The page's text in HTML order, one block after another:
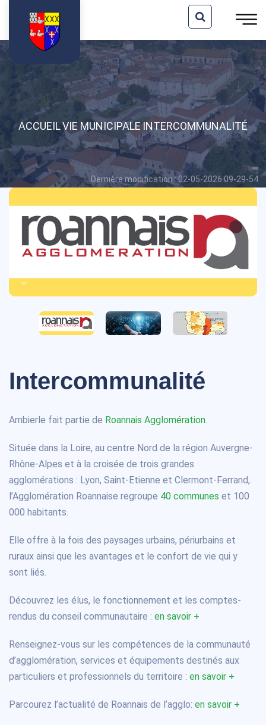
ACCUEILVIE MUNICIPALEINTERCOMMUNALITÉ
Dernière modification : 02-05-2026 09-29-54
Intercommunalité
Ambierle fait partie de Roannais Agglomération.
Située dans la Loire, au centre Nord de la région Auvergne-
Rhône-Alpes et à la croisée de trois grandes
agglomérations : Lyon, Saint-Etienne et Clermont-Ferrand,
l’Agglomération Roannaise regroupe 40 communes et 100
000 habitants.
Elle offre à la fois des paysages urbains, périurbains et
ruraux ainsi que les avantages et le confort de vie qui y
sont liés.
Découvrez les élus, le fonctionnement et les comptes-
rendus du conseil communautaire : en savoir +
Renseignez-vous sur les compétences de la communauté
d’agglomération, services et équipements destinés aux
particuliers et professionnels du territoire : en savoir +
Parcourez l’actualité de Roannais de l’agglo: en savoir +